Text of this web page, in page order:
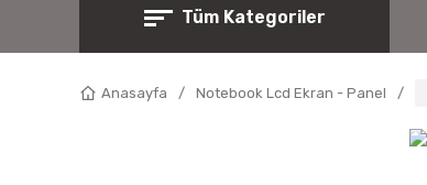
Tüm Kategoriler
Anasayfa Notebook Lcd Ekran - Panel